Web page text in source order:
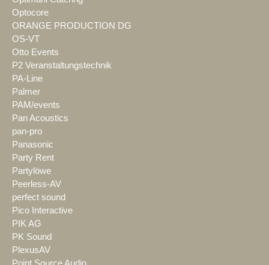
Optocore
ORANGE PRODUCTION DG
OS-VT
Otto Events
P2 Veranstaltungstechnik
PA-Line
Palmer
PAM/events
Pan Acoustics
pan-pro
Panasonic
Party Rent
Partylöwe
Peerless-AV
perfect sound
Pico Interactive
PIK AG
PK Sound
PlexusAV
Point Source Audio